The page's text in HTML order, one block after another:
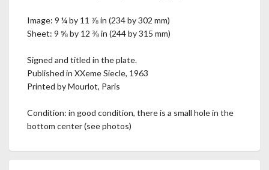
Image: 9 ¼ by 11 ⅞ in (234 by 302 mm)
Sheet: 9 ⅝ by 12 ⅜ in (244 by 315 mm)
Signed and titled in the plate.
Published in XXeme Siecle, 1963
Printed by Mourlot, Paris
Condition: in good condition, there is a small hole in the
bottom center (see photos)